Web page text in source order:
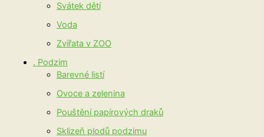
Svátek dětí
Voda
Zvířata v ZOO
. Podzim
Barevné listí
Ovoce a zelenina
Pouštění papírových draků
Sklizeň plodů podzimu